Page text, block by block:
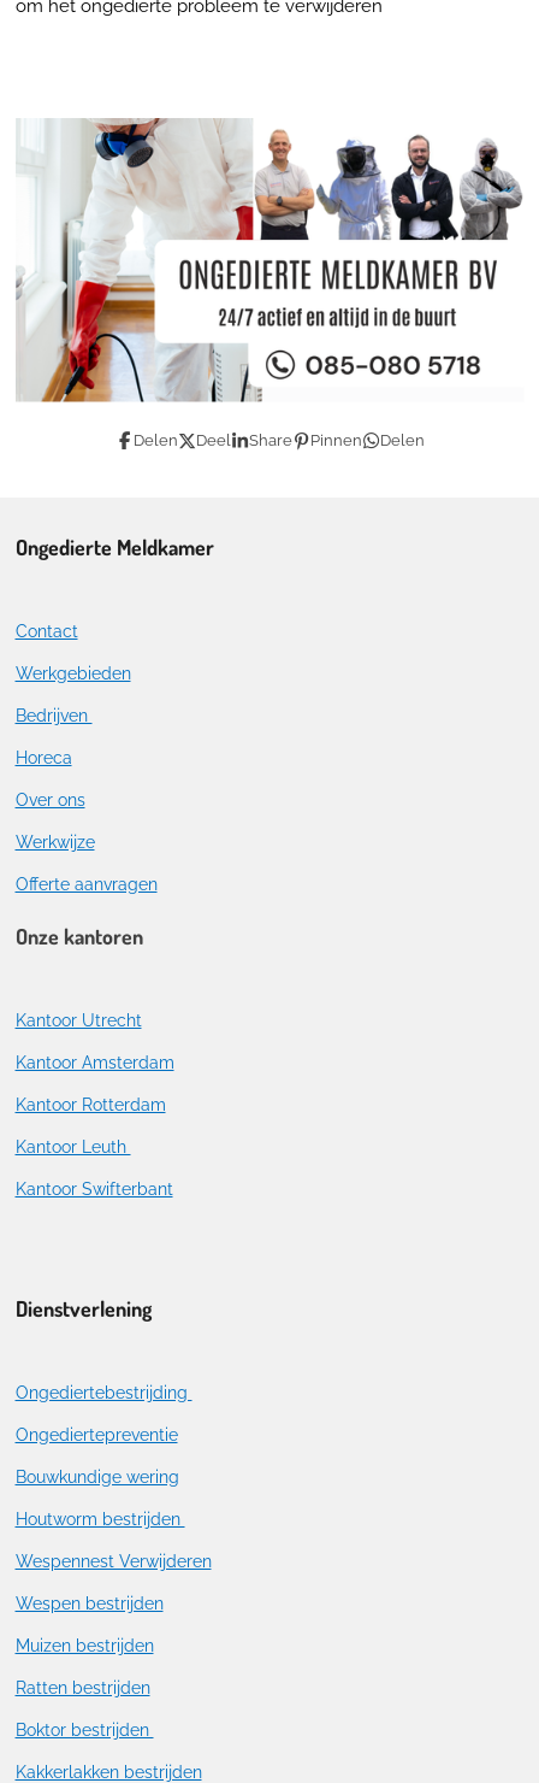
om het ongedierte probleem te verwijderen
Delen Deel Share Pinnen Delen
Ongedierte Meldkamer
Contact
Werkgebieden
Bedrijven
Horeca
Over ons
Werkwijze
Offerte aanvragen
Onze kantoren
Kantoor Utrecht
Kantoor Amsterdam
Kantoor Rotterdam
Kantoor Leuth
Kantoor Swifterbant
Dienstverlening
Ongediertebestrijding
Ongediertepreventie
Bouwkundige wering
Houtworm bestrijden
Wespennest Verwijderen
Wespen bestrijden
Muizen bestrijden
Ratten bestrijden
Boktor bestrijden
Kakkerlakken bestrijden